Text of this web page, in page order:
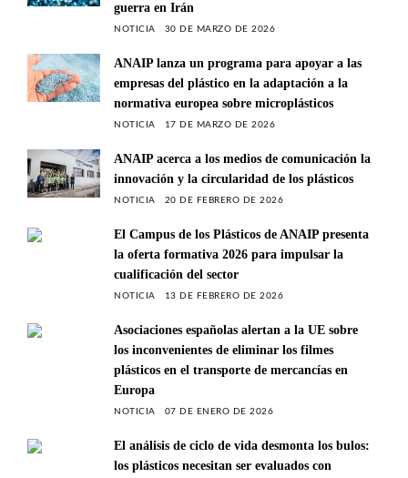
guerra en Irán
NOTICIA 30 DE MARZO DE 2026
ANAIP lanza un programa para apoyar a las
empresas del plástico en la adaptación a la
normativa europea sobre microplásticos
NOTICIA 17 DE MARZO DE 2026
ANAIP acerca a los medios de comunicación la
innovación y la circularidad de los plásticos
NOTICIA 20 DE FEBRERO DE 2026
El Campus de los Plásticos de ANAIP presenta
la oferta formativa 2026 para impulsar la
cualificación del sector
NOTICIA 13 DE FEBRERO DE 2026
Asociaciones españolas alertan a la UE sobre
los inconvenientes de eliminar los filmes
plásticos en el transporte de mercancías en
Europa
NOTICIA 07 DE ENERO DE 2026
El análisis de ciclo de vida desmonta los bulos:
los plásticos necesitan ser evaluados con